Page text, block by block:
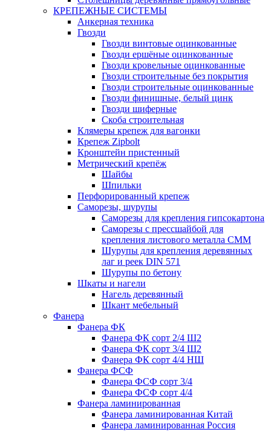
КРЕПЕЖНЫЕ СИСТЕМЫ
Анкерная техника
Гвозди
Гвозди винтовые оцинкованные
Гвозди ершёные оцинкованные
Гвозди кровельные оцинкованные
Гвозди строительные без покрытия
Гвозди строительные оцинкованные
Гвозди финишные, белый цинк
Гвозди шиферные
Скоба строительная
Клямеры крепеж для вагонки
Крепеж Zipbolt
Кронштейн пристенный
Метрический крепёж
Шайбы
Шпильки
Перфорированный крепеж
Саморезы, шурупы
Саморезы для крепления гипсокартона
Саморезы с прессшайбой для
крепления листового металла СММ
Шурупы для крепления деревянных
лаг и реек DIN 571
Шурупы по бетону
Шкаты и нагели
Нагель деревянный
Шкант мебельный
Фанера
Фанера ФК
Фанера ФК сорт 2/4 Ш2
Фанера ФК сорт 3/4 Ш2
Фанера ФК сорт 4/4 НШ
Фанера ФСФ
Фанера ФСФ сорт 3/4
Фанера ФСФ сорт 4/4
Фанера ламинированная
Фанера ламинированная Китай
Фанера ламинированная Россия